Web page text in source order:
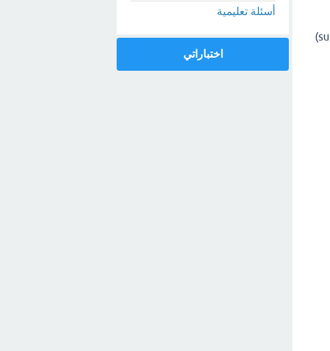
الهدف، وتتبعها صيغة المضارع (present simple) أو صيغة الفعل المجزوم (subjunctive mood)
أسئلة تعليمية
اختباراتي